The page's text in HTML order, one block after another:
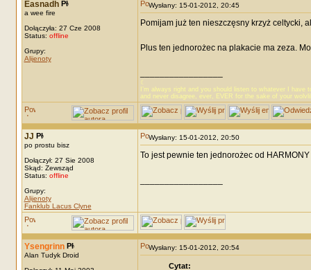
Easnadh
a wee fire
Dołączyła: 27 Cze 2008
Status: offline
Grupy:
Alijenoty
Wysłany: 15-01-2012, 20:45
Pomijam już ten nieszczęsny krzyż celtycki,
Plus ten jednorożec na plakacie ma zeza.
I’m always right and you should listen to whatever I have
and never disagree, ever, EVER for the sake of your
JJ
po prostu bisz
Dołączył: 27 Sie 2008
Skąd: Zewsząd
Status: offline
Grupy:
Alijenoty
Fanklub Lacus Clyne
Wysłany: 15-01-2012, 20:50
To jest pewnie ten jednorożec od
Ysengrinn
Alan Tudyk Droid
Wysłany: 15-01-2012, 20:54
Cytat: